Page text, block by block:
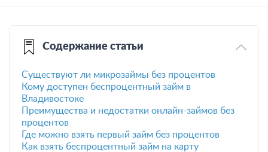
Содержание статьи
Существуют ли микрозаймы без процентов
Кому доступен беспроцентный займ в
Владивостоке
Преимущества и недостатки онлайн-займов без
процентов
Где можно взять первый займ без процентов
Как взять беспроцентный займ на карту